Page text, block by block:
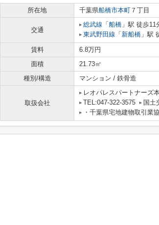
所在地 千葉県船橋市本町 ７丁目
交通
総武線 「 船橋 」駅 徒歩11
東武野田線 「 新船橋 」駅
賃料 6.8万円
面積
21.73㎡
種別/構造
マンション / 鉄骨造
取扱会社
レオパレスパートナーズ
TEL:047-322-3575
国土
・千葉県宅地建物取引業